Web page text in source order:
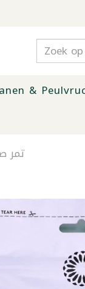
&
تمر